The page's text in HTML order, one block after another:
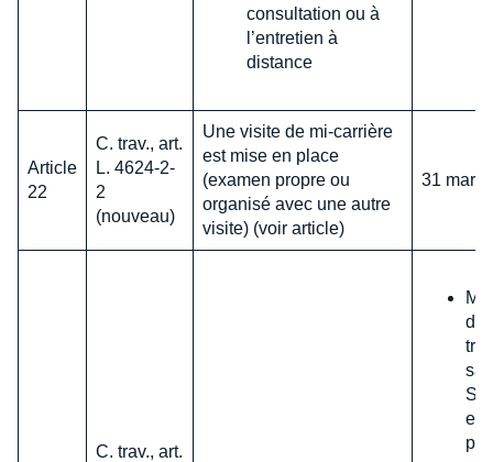
consultation ou à
l’entretien à
distance
Article
22
C. trav., art.
L. 4624-2-
2
(nouveau)
Une visite de mi-carrière
est mise en place
(examen propre ou
organisé avec une autre
visite) (voir article)
31 mars
C. trav., art.
en